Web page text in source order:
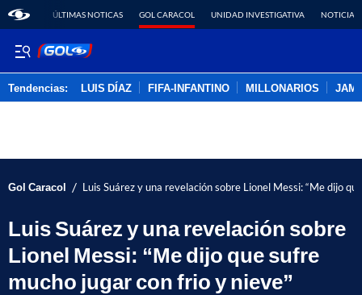
ÚLTIMAS NOTICAS GOL CARACOL UNIDAD INVESTIGATIVA NOTICIAS
Tendencias: LUIS DÍAZ FIFA-INFANTINO MILLONARIOS
Gol Caracol / Luis Suárez y una revelación sobre Lionel Messi: “Me dijo
Luis Suárez y una revelación sobre
Lionel Messi: “Me dijo que sufre
mucho jugar con frio y nieve”